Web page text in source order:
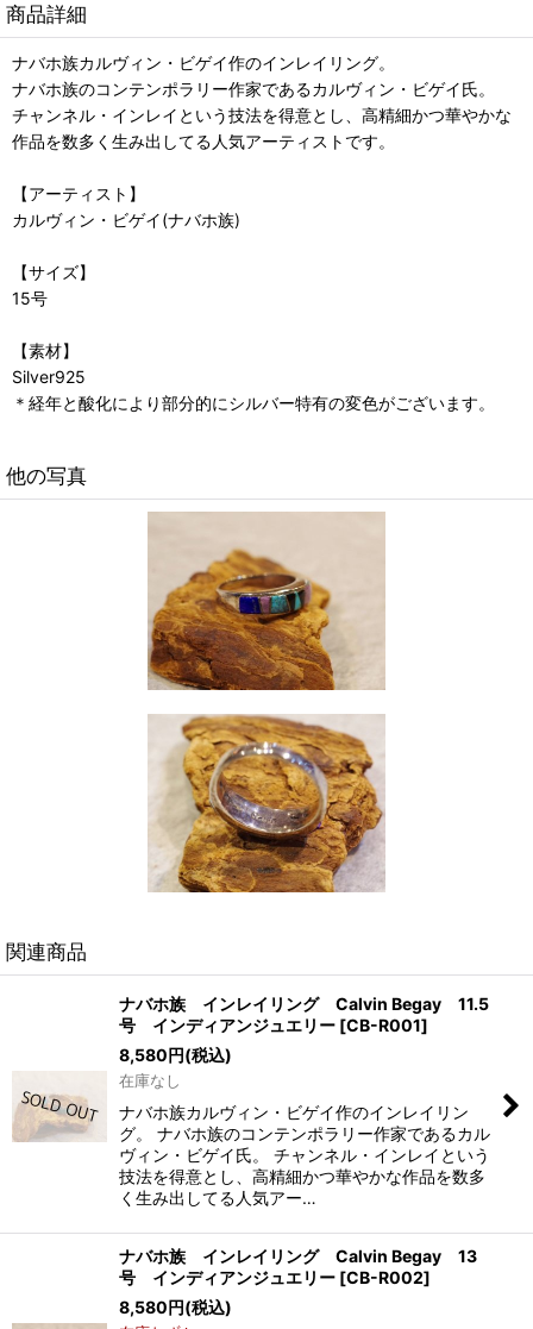
商品詳細
ナバホ族カルヴィン・ビゲイ作のインレイリング。
ナバホ族のコンテンポラリー作家であるカルヴィン・ビゲイ氏。
チャンネル・インレイという技法を得意とし、高精細かつ華やかな
作品を数多く生み出してる人気アーティストです。
【アーティスト】
カルヴィン・ビゲイ(ナバホ族)
【サイズ】
15号
【素材】
Silver925
＊経年と酸化により部分的にシルバー特有の変色がございます。
他の写真
関連商品
ナバホ族 インレイリング Calvin Begay 11.5
号 インディアンジュエリー [CB-R001]
8,580円(税込)
在庫なし
ナバホ族カルヴィン・ビゲイ作のインレイリン
グ。 ナバホ族のコンテンポラリー作家であるカル
ヴィン・ビゲイ氏。 チャンネル・インレイという
技法を得意とし、高精細かつ華やかな作品を数多
く生み出してる人気アー…
ナバホ族 インレイリング Calvin Begay 13
号 インディアンジュエリー [CB-R002]
8,580円(税込)